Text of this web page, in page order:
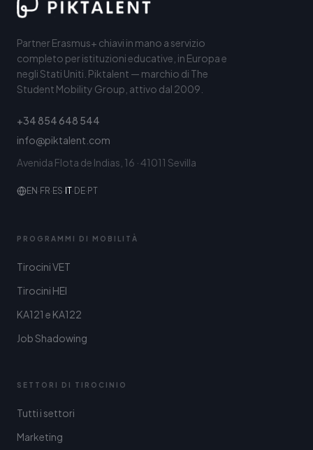
Partner Erasmus+ chiavi in mano a servizio
completo per istituzioni educative, in Europa e
negli Stati Uniti. Piktalent — marchio di The
Student Mobility Group, attivo dal 2009.
+34 854 648 544
info@piktalent.com
Avenida Flota de Indias, 16 · 41011 Sevilla
EN · FR· ES· IT· DE· PT
PROGRAMMI DI MOBILITÀ
Tirocini VET
Tirocini HEI
KA121 e KA122
Job Shadowing
SETTORI DI TIROCINIO
Tutti i settori
Marketing